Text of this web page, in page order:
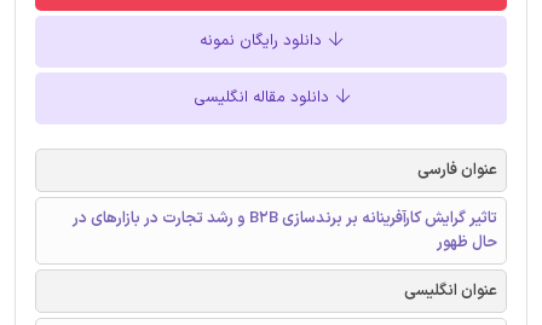
دانلود رایگان نمونه
دانلود مقاله انگلیسی
عنوان فارسی
تاثیر گرایش کارآفرینانه بر برندسازی B2B و رشد تجارت در بازارهای در
حال ظهور
عنوان انگلیسی